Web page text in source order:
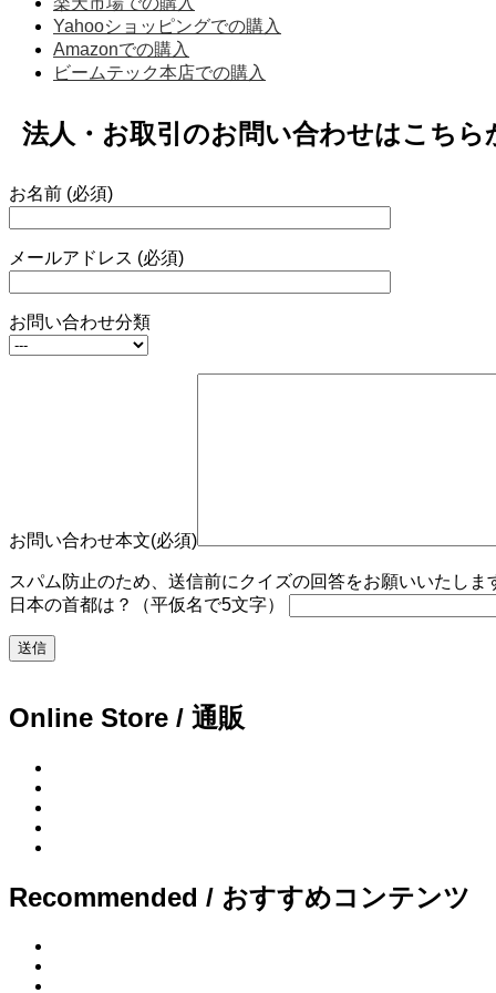
Yahooショッピングでの購入
Amazonでの購入
ビームテック本店での購入
法人・お取引のお問い合わせはこちら
お名前 (必須)
メールアドレス (必須)
お問い合わせ分類
お問い合わせ本文(必須)
スパム防止のため、送信前にクイズの回答をお願いいたしま
日本の首都は？（平仮名で5文字）
Online Store / 通販
Recommended / おすすめコンテンツ